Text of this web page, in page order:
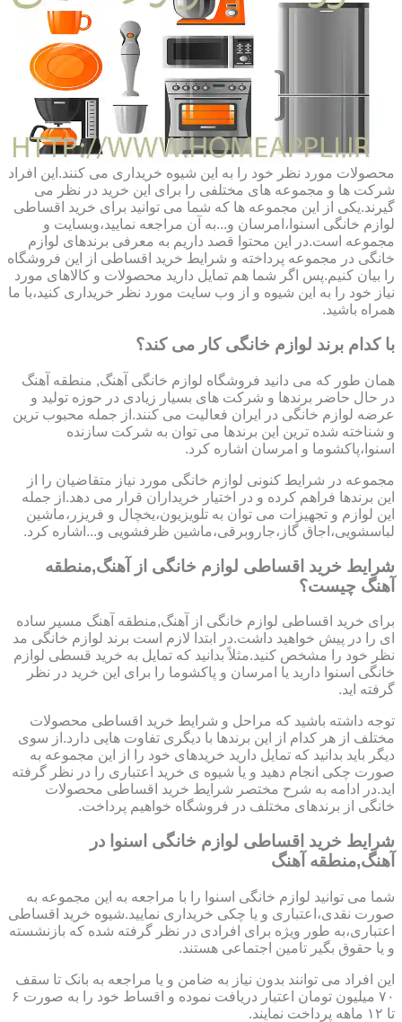
محصولات مورد نظر خود را به این شیوه خریداری می کنند.این افراد
شرکت ها و مجموعه های مختلفی را برای این خرید در نظر می
گیرند.یکی از این مجموعه ها که شما می توانید برای خرید اقساطی
لوازم خانگی اسنوا،امرسان و...به آن مراجعه نمایید،وبسایت و
مجموعه است.در این محتوا قصد داریم به معرفی برندهای لوازم
خانگی در مجموعه پرداخته و شرایط خرید اقساطی از این فروشگاه
را بیان کنیم.پس اگر شما هم تمایل دارید محصولات و کالاهای مورد
نیاز خود را به این شیوه و از وب سایت مورد نظر خریداری کنید،با ما
همراه باشید.
با کدام برند لوازم خانگی کار می کند؟
همان طور که می دانید فروشگاه لوازم خانگی آهنگ, منطقه آهنگ
در حال حاضر برندها و شرکت های بسیار زیادی در حوزه تولید و
عرضه لوازم خانگی در ایران فعالیت می کنند.از جمله محبوب ترین
و شناخته شده ترین این برندها می توان به شرکت سازنده
اسنوا،پاکشوما و امرسان اشاره کرد.
مجموعه در شرایط کنونی لوازم خانگی مورد نیاز متقاضیان را از
این برندها فراهم کرده و در اختیار خریداران قرار می دهد.از جمله
این لوازم و تجهیزات می توان به تلویزیون،یخچال و فریزر،ماشین
لباسشویی،اجاق گاز،جاروبرقی،ماشین ظرفشویی و...اشاره کرد.
شرایط خرید اقساطی لوازم خانگی از آهنگ,منطقه
آهنگ چیست؟
برای خرید اقساطی لوازم خانگی از آهنگ,منطقه آهنگ مسیر ساده
ای را در پیش خواهید داشت.در ابتدا لازم است برند لوازم خانگی مد
نظر خود را مشخص کنید.مثلاً بدانید که تمایل به خرید قسطی لوازم
خانگی اسنوا دارید یا امرسان و پاکشوما را برای این خرید در نظر
گرفته اید.
توجه داشته باشید که مراحل و شرایط خرید اقساطی محصولات
مختلف از هر کدام از این برندها با دیگری تفاوت هایی دارد.از سوی
دیگر باید بدانید که تمایل دارید خریدهای خود را از این مجموعه به
صورت چکی انجام دهید و یا شیوه ی خرید اعتباری را در نظر گرفته
اید.در ادامه به شرح مختصر شرایط خرید اقساطی محصولات
خانگی از برندهای مختلف در فروشگاه خواهیم پرداخت.
شرایط خرید اقساطی لوازم خانگی اسنوا در
آهنگ,منطقه آهنگ
شما می توانید لوازم خانگی اسنوا را با مراجعه به این مجموعه به
صورت نقدی،اعتباری و یا چکی خریداری نمایید.شیوه خرید اقساطی
اعتباری،به طور ویژه برای افرادی در نظر گرفته شده که بازنشسته
و یا حقوق بگیر تامین اجتماعی هستند.
این افراد می توانند بدون نیاز به ضامن و یا مراجعه به بانک تا سقف
۷۰ میلیون تومان اعتبار دریافت نموده و اقساط خود را به صورت ۶
تا ۱۲ ماهه پرداخت نمایند.